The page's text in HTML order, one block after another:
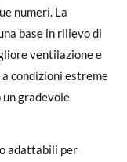
numeri. La
base in rilievo di
ventilazione e
condizioni estreme
un gradevole
adattabili per